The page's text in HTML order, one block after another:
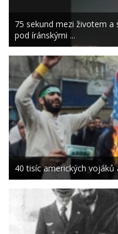
75 sekund mezi životem a
pod íránskými ...
40 tisíc amerických vojáků